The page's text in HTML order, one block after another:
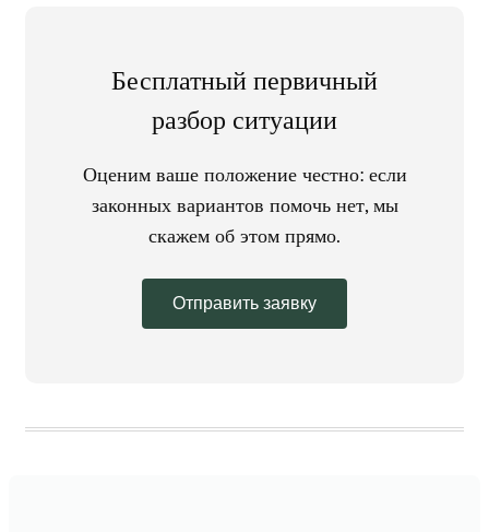
Бесплатный первичный
разбор ситуации
Оценим ваше положение честно: если
законных вариантов помочь нет, мы
скажем об этом прямо.
Отправить заявку